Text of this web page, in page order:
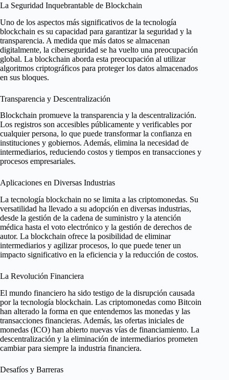
La Seguridad Inquebrantable de Blockchain
Uno de los aspectos más significativos de la tecnología
blockchain es su capacidad para garantizar la seguridad y la
transparencia. A medida que más datos se almacenan
digitalmente, la ciberseguridad se ha vuelto una preocupación
global. La blockchain aborda esta preocupación al utilizar
algoritmos criptográficos para proteger los datos almacenados
en sus bloques.
Transparencia y Descentralización
Blockchain promueve la transparencia y la descentralización.
Los registros son accesibles públicamente y verificables por
cualquier persona, lo que puede transformar la confianza en
instituciones y gobiernos. Además, elimina la necesidad de
intermediarios, reduciendo costos y tiempos en transacciones y
procesos empresariales.
Aplicaciones en Diversas Industrias
La tecnología blockchain no se limita a las criptomonedas. Su
versatilidad ha llevado a su adopción en diversas industrias,
desde la gestión de la cadena de suministro y la atención
médica hasta el voto electrónico y la gestión de derechos de
autor. La blockchain ofrece la posibilidad de eliminar
intermediarios y agilizar procesos, lo que puede tener un
impacto significativo en la eficiencia y la reducción de costos.
La Revolución Financiera
El mundo financiero ha sido testigo de la disrupción causada
por la tecnología blockchain. Las criptomonedas como Bitcoin
han alterado la forma en que entendemos las monedas y las
transacciones financieras. Además, las ofertas iniciales de
monedas (ICO) han abierto nuevas vías de financiamiento. La
descentralización y la eliminación de intermediarios prometen
cambiar para siempre la industria financiera.
Desafíos y Barreras